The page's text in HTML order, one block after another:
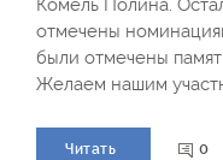
Комель Полина.
отмечены
были отмечены
Желаем нашим
Читать 0